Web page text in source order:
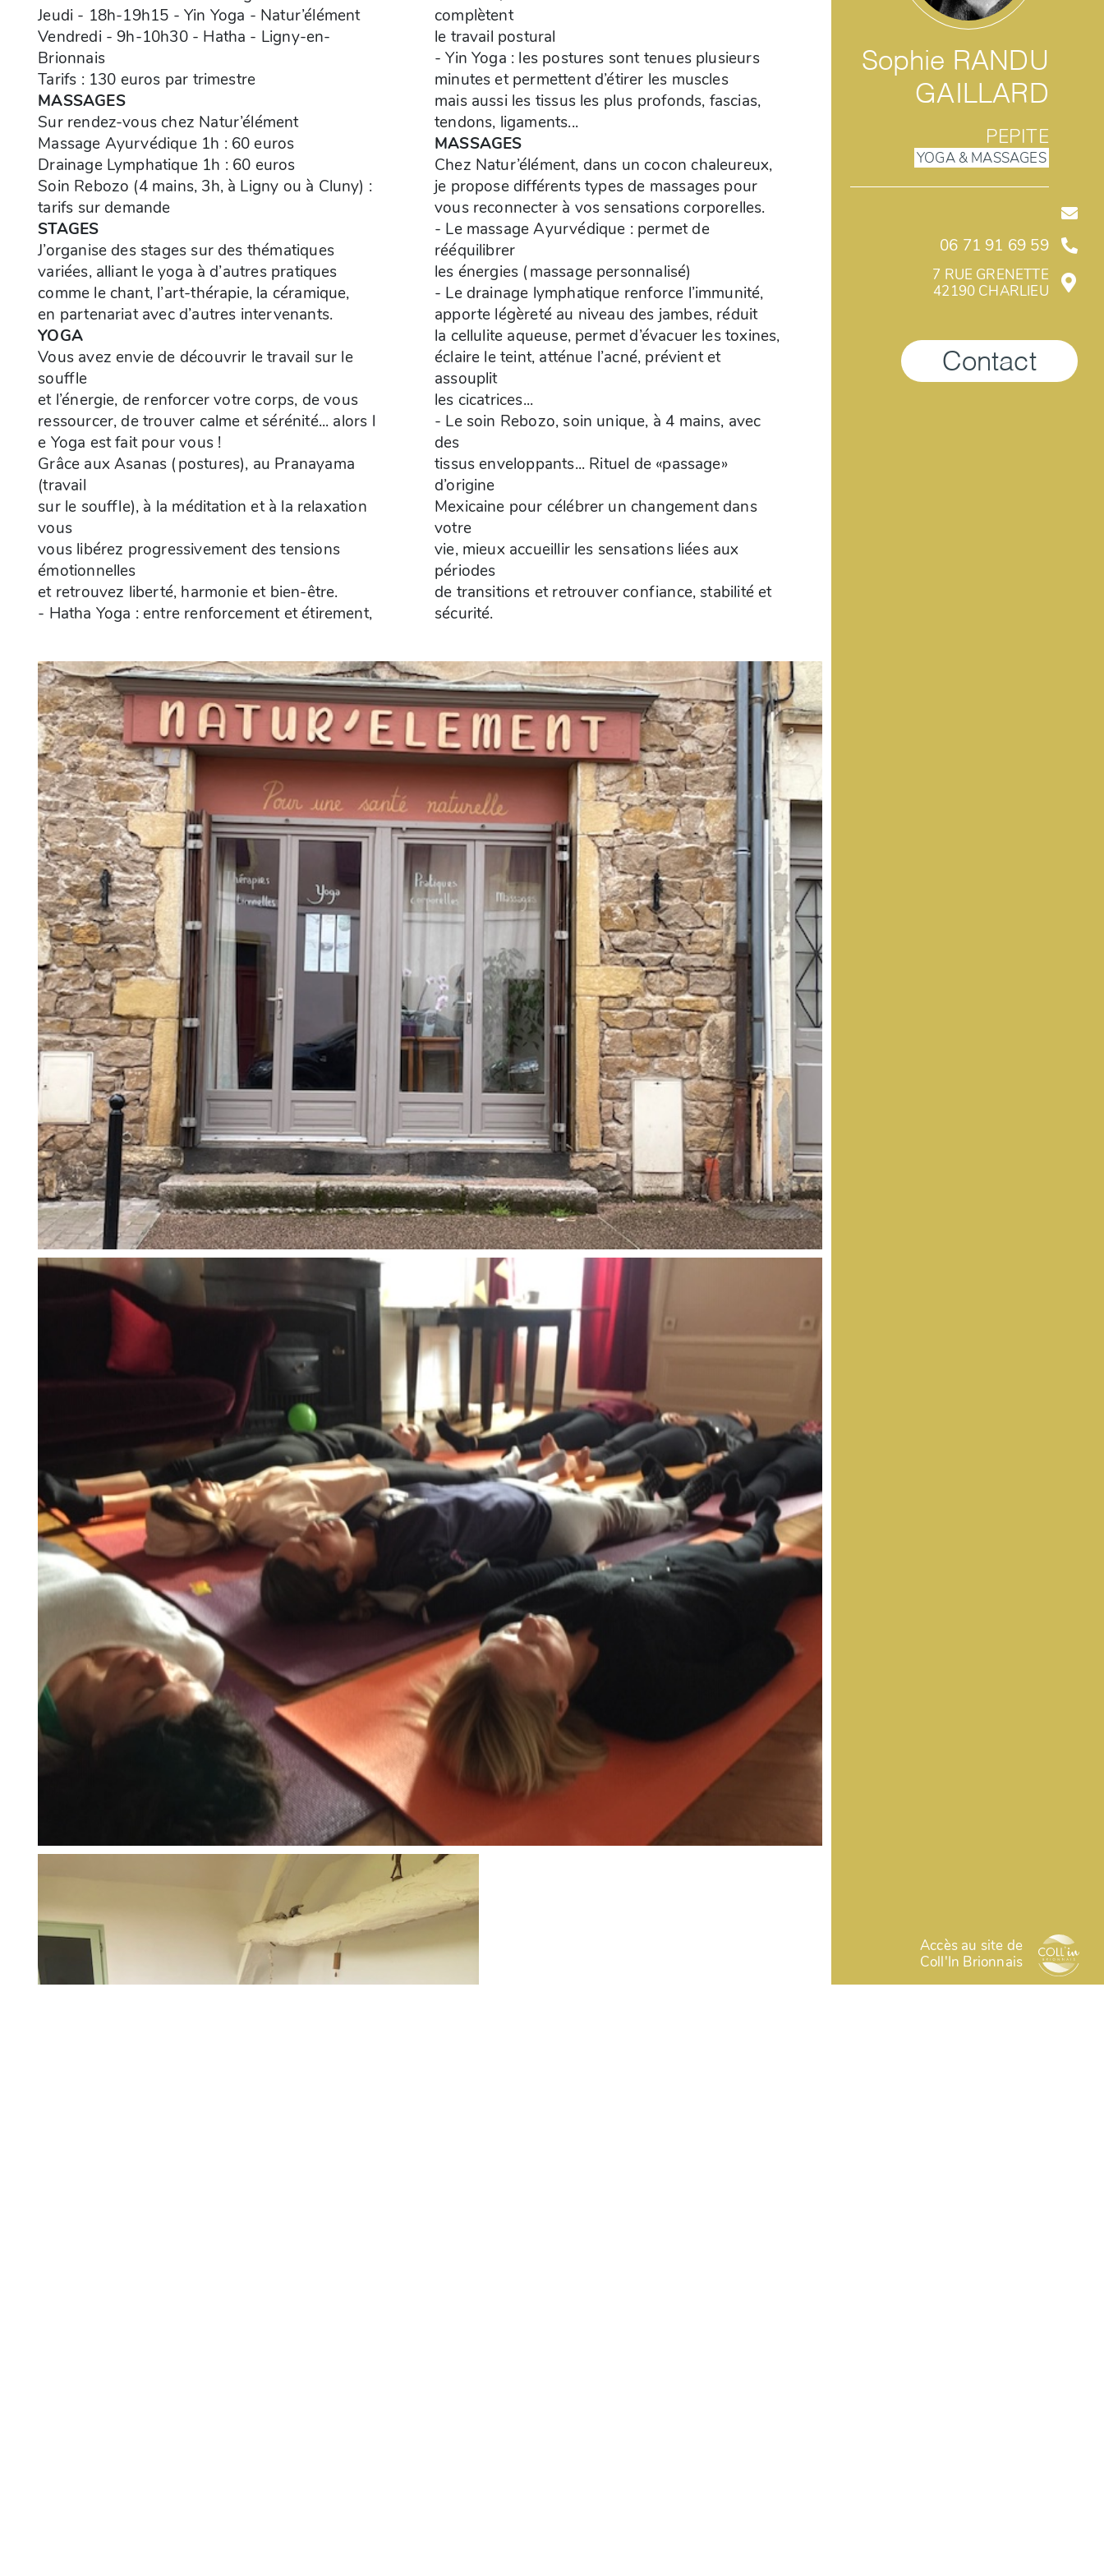
Jeudi - 18h-19h15 - Yin Yoga - Natur’élément
Vendredi - 9h-10h30 - Hatha - Ligny-en-
Brionnais
Tarifs : 130 euros par trimestre
MASSAGES
Sur rendez-vous chez Natur’élément
Massage Ayurvédique 1h : 60 euros
Drainage Lymphatique 1h : 60 euros
Soin Rebozo (4 mains, 3h, à Ligny ou à Cluny) :
tarifs sur demande
STAGES
J’organise des stages sur des thématiques
variées, alliant le yoga à d’autres pratiques
comme le chant, l’art-thérapie, la céramique,
en partenariat avec d’autres intervenants.
YOGA
Vous avez envie de découvrir le travail sur le
souffle
et l’énergie, de renforcer votre corps, de vous
ressourcer, de trouver calme et sérénité... alors l
e Yoga est fait pour vous !
Grâce aux Asanas (postures), au Pranayama
(travail
sur le souffle), à la méditation et à la relaxation
vous
vous libérez progressivement des tensions
émotionnelles
et retrouvez liberté, harmonie et bien-être.
- Hatha Yoga : entre renforcement et étirement,
complètent
le travail postural
- Yin Yoga : les postures sont tenues plusieurs
minutes et permettent d’étirer les muscles
mais aussi les tissus les plus profonds, fascias,
tendons, ligaments...
MASSAGES
Chez Natur’élément, dans un cocon chaleureux,
je propose différents types de massages pour
vous reconnecter à vos sensations corporelles.
- Le massage Ayurvédique : permet de
rééquilibrer
les énergies (massage personnalisé)
- Le drainage lymphatique renforce l’immunité,
apporte légèreté au niveau des jambes, réduit
la cellulite aqueuse, permet d’évacuer les toxines,
éclaire le teint, atténue l’acné, prévient et
assouplit
les cicatrices...
- Le soin Rebozo, soin unique, à 4 mains, avec
des
tissus enveloppants... Rituel de «passage»
d’origine
Mexicaine pour célébrer un changement dans
votre
vie, mieux accueillir les sensations liées aux
périodes
de transitions et retrouver confiance, stabilité et
sécurité.
Sophie RANDU
GAILLARD
PEPITE
YOGA & MASSAGES
06 71 91 69 59
7 RUE GRENETTE
42190 CHARLIEU
Contact
Accès au site de
Coll'In Brionnais